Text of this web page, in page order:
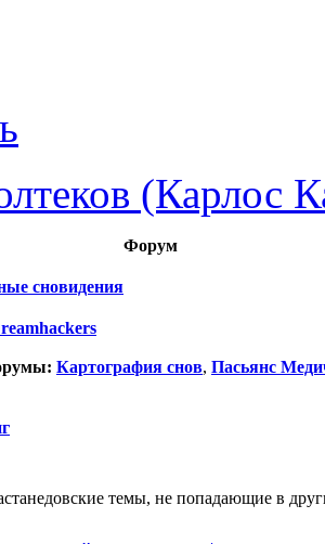
(Карлос
Форум
сновидения
Картография снов, Пасьянс
темы, не попадающие в